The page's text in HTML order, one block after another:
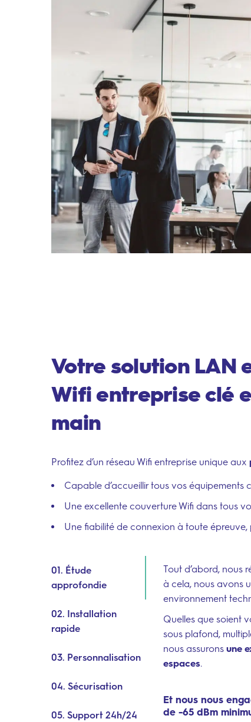
Votre solution LAN
Wifi entreprise clé
main
Profitez d’un réseau Wifi entreprise unique aux
Capable d’accueillir tous vos équipements
Une excellente couverture Wifi dans tous
Une fiabilité de connexion à toute épreuve,
01. Étude
approfondie
02. Installation
rapide
03. Personnalisation
04. Sécurisation
05. Support 24h/24
Tout d’abord, nous
à cela, nous avons
environnement
Quelles que soient
sous plafond,
nous assurons une
espaces.
Et nous nous
de -65 dBm
éprouvés et à nos
parfaitement à
toutes nos
à distance